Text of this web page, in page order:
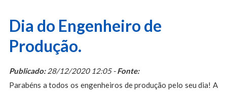
Dia do Engenheiro de
Produção.
Publicado:28/12/2020 12:05 -Fonte:
Parabéns a todos os engenheiros de produção pelo seu dia! A